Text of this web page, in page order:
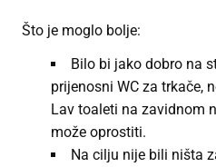
Što je moglo bolje:
Bilo bi jako dobro na
prijenosni WC za trkače,
Lav toaleti na zavidnom
može oprostiti.
Na cilju nije bili ništa